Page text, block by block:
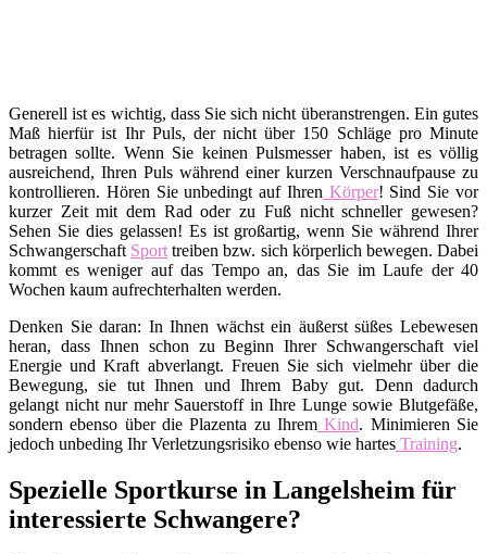
Generell ist es wichtig, dass Sie sich nicht überanstrengen. Ein gutes
Maß hierfür ist Ihr Puls, der nicht über 150 Schläge pro Minute
betragen sollte. Wenn Sie keinen Pulsmesser haben, ist es völlig
ausreichend, Ihren Puls während einer kurzen Verschnaufpause zu
kontrollieren. Hören Sie unbedingt auf Ihren Körper! Sind Sie vor
kurzer Zeit mit dem Rad oder zu Fuß nicht schneller gewesen?
Sehen Sie dies gelassen! Es ist großartig, wenn Sie während Ihrer
Schwangerschaft Sport treiben bzw. sich körperlich bewegen. Dabei
kommt es weniger auf das Tempo an, das Sie im Laufe der 40
Wochen kaum aufrechterhalten werden.
Denken Sie daran: In Ihnen wächst ein äußerst süßes Lebewesen
heran, dass Ihnen schon zu Beginn Ihrer Schwangerschaft viel
Energie und Kraft abverlangt. Freuen Sie sich vielmehr über die
Bewegung, sie tut Ihnen und Ihrem Baby gut. Denn dadurch
gelangt nicht nur mehr Sauerstoff in Ihre Lunge sowie Blutgefäße,
sondern ebenso über die Plazenta zu Ihrem Kind. Minimieren Sie
jedoch unbeding Ihr Verletzungsrisiko ebenso wie hartes Training.
Spezielle Sportkurse in Langelsheim für
interessierte Schwangere?